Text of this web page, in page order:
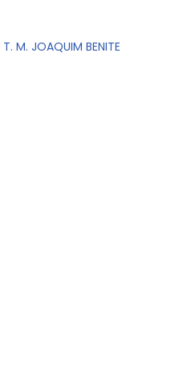
T. M. JOAQUIM BENITE